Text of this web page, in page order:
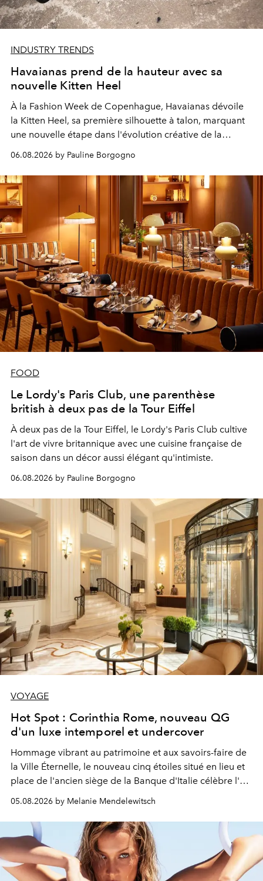
INDUSTRY TRENDS
Havaianas prend de la hauteur avec sa
nouvelle Kitten Heel
À la Fashion Week de Copenhague, Havaianas dévoile
la Kitten Heel, sa première silhouette à talon, marquant
une nouvelle étape dans l'évolution créative de la
06.08.2026 by Pauline Borgogno
FOOD
Le Lordy's Paris Club, une parenthèse
british à deux pas de la Tour Eiffel
À deux pas de la Tour Eiffel, le Lordy's Paris Club cultive
l'art de vivre britannique avec une cuisine française de
saison dans un décor aussi élégant qu'intimiste.
06.08.2026 by Pauline Borgogno
VOYAGE
Hot Spot : Corinthia Rome, nouveau QG
d'un luxe intemporel et undercover
Hommage vibrant au patrimoine et aux savoirs-faire de
la Ville Éternelle, le nouveau cinq étoiles situé en lieu et
place de l'ancien siège de la Banque d'Italie célèbre l'art
de vivre Romain dans toute son élégance intemporelle.
05.08.2026 by Melanie Mendelewitsch